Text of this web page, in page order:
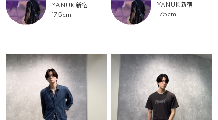
YANUK 新宿
175cm
YANUK 新宿
175cm